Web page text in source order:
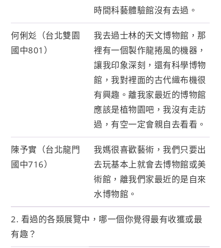
時間科藝體驗館沒有去過。
何俐彣（台北雙園
國中801）
我去過士林的天文博物館，那
裡有一個製作龍捲風的機器，
讓我印象深刻，還有科學博物
館，我對裡面的古代織布機很
有興趣。離我家最近的博物館
應該是植物園吧，我沒有走訪
過，有空一定會親自去看看。
陳予實（台北龍門
國中716）
我媽很喜歡藝術，我們只要出
去玩基本上就會去博物館或美
術館，離我們家最近的是自來
水博物館。
2. 看過的各類展覽中，哪一個你覺得最有收獲或最
有趣？